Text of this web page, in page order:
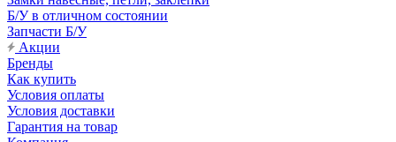
Б/У в отличном состоянии
Запчасти Б/У
Акции
Бренды
Как купить
Условия оплаты
Условия доставки
Гарантия на товар